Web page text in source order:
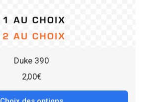
Duke 390
2,00€